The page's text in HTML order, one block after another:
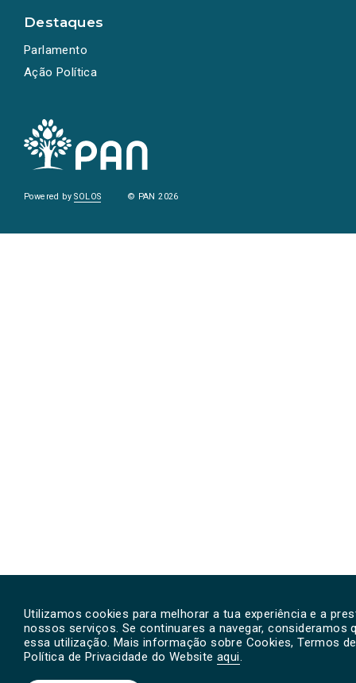
Utilizamos cookies para melhorar a tua experiência e a
nossos serviços. Se continuares a navegar, consideramos
essa utilização. Mais informação sobre Cookies, Termos
Política de Privacidade do Website aqui.
Destaques
Parlamento
Ação Política
Powered bySOLOS © PAN 2026